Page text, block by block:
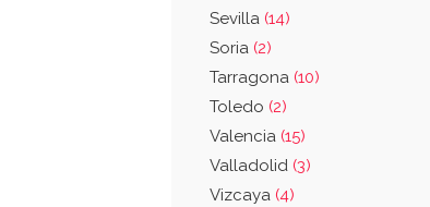
Sevilla (14)
Soria (2)
Tarragona (10)
Toledo (2)
Valencia (15)
Valladolid (3)
Vizcaya (4)